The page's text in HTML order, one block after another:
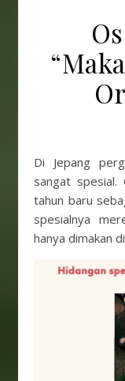
Di Jepang pergantian tahun termasuk hari yang
sangat spesial.
tahun baru
spesialnya
hanya dimakan